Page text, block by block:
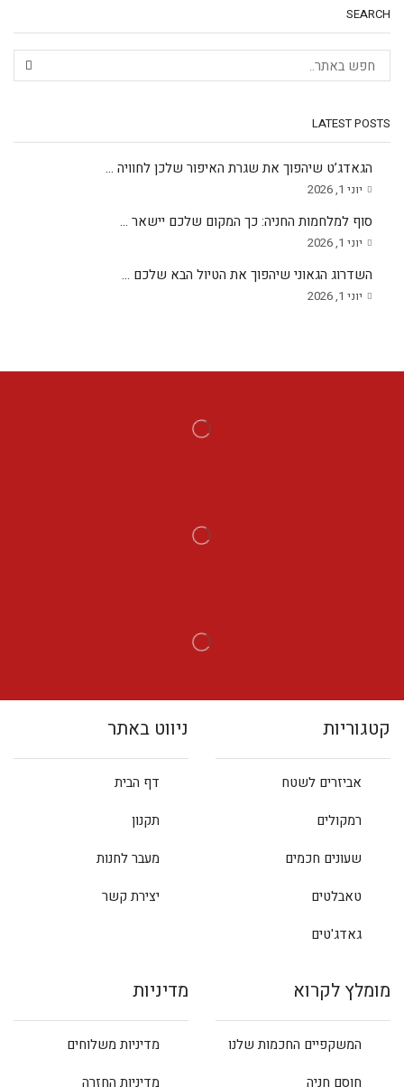
SEARCH
LATEST POSTS
הגאדג’ט שיהפוך את שגרת האיפור שלכן לחוויה ...
יוני 1, 2026
סוף למלחמות החניה: כך המקום שלכם יישאר ...
יוני 1, 2026
השדרוג הגאוני שיהפוך את הטיול הבא שלכם ...
יוני 1, 2026
קטגוריות
אביזרים לשטח
רמקולים
שעונים חכמים
טאבלטים
גאדג'טים
ניווט באתר
דף הבית
תקנון
מעבר לחנות
יצירת קשר
מומלץ לקרוא
המשקפיים החכמות שלנו
חוסם חניה
מדיניות
מדיניות משלוחים
מדיניות החזרה